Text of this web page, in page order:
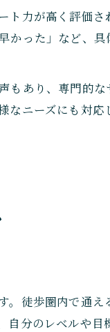
ト力が高く評価
かった」など、
もあり、専門的
なニーズにも対応
。徒歩圏内で通え
分のレベルや目